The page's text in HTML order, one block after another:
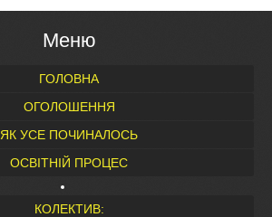
Меню
ГОЛОВНА
ОГОЛОШЕННЯ
ЯК УСЕ ПОЧИНАЛОСЬ
ОСВІТНІЙ ПРОЦЕС
КОЛЕКТИВ: